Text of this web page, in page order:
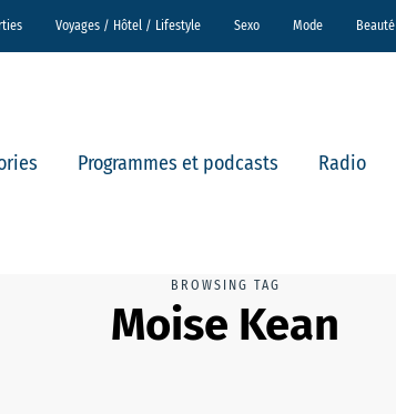
Voyages / Hôtel / Lifestyle Sexo Mode Beauté
Programmes et podcasts Radio
BROWSING TAG
Moise Kean